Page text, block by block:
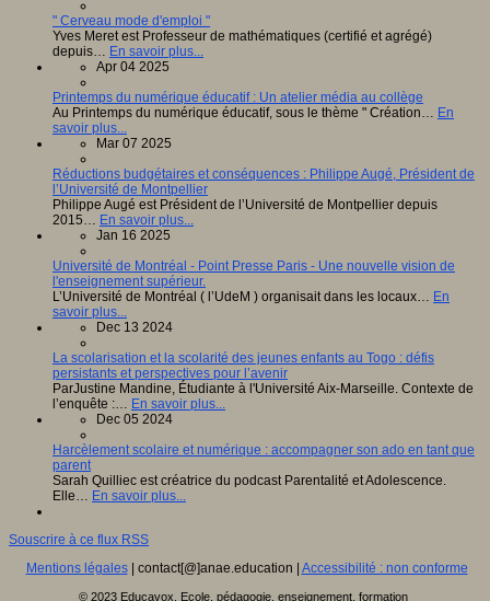
" Cerveau mode d'emploi "
Yves Meret est Professeur de mathématiques (certifié et agrégé)
depuis… En savoir plus...
Apr 04 2025
Printemps du numérique éducatif : Un atelier média au collège
Au Printemps du numérique éducatif, sous le thème " Création… En
savoir plus...
Mar 07 2025
Réductions budgétaires et conséquences : Philippe Augé, Président de
l’Université de Montpellier
Philippe Augé est Président de l’Université de Montpellier depuis
2015… En savoir plus...
Jan 16 2025
Université de Montréal - Point Presse Paris - Une nouvelle vision de
l'enseignement supérieur.
L’Université de Montréal ( l’UdeM ) organisait dans les locaux… En
savoir plus...
Dec 13 2024
La scolarisation et la scolarité des jeunes enfants au Togo : défis
persistants et perspectives pour l’avenir
ParJustine Mandine, Étudiante à l'Université Aix-Marseille. Contexte de
l’enquête :… En savoir plus...
Dec 05 2024
Harcèlement scolaire et numérique : accompagner son ado en tant que
parent
Sarah Quilliec est créatrice du podcast Parentalité et Adolescence.
Elle… En savoir plus...
Souscrire à ce flux RSS
Mentions légales| contact[@]anae.education | Accessibilité : non conforme
© 2023 Educavox, Ecole, pédagogie, enseignement, formation